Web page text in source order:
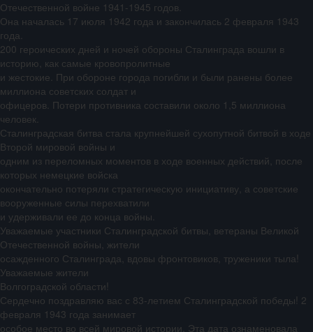
Отечественной войне 1941-1945 годов.
Она началась 17 июля 1942 года и закончилась 2 февраля 1943
года.
200 героических дней и ночей обороны Сталинграда вошли в
историю, как самые кровопролитные
и жестокие. При обороне города погибли и были ранены более
миллиона советских солдат и
офицеров. Потери противника составили около 1,5 миллиона
человек.
Сталинградская битва стала крупнейшей сухопутной битвой в ходе
Второй мировой войны и
одним из переломных моментов в ходе военных действий, после
которых немецкие войска
окончательно потеряли стратегическую инициативу, а советские
вооруженные силы перехватили
и удерживали ее до конца войны.
Уважаемые участники Сталинградской битвы, ветераны Великой
Отечественной войны, жители
осажденного Сталинграда, вдовы фронтовиков, труженики тыла!
Уважаемые жители
Волгоградской области!
Сердечно поздравляю вас с 83-летием Сталинградской победы! 2
февраля 1943 года занимает
особое место во всей мировой истории. Эта дата ознаменовала